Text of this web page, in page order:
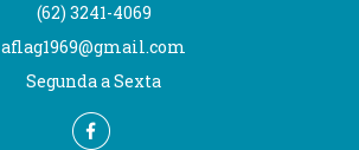
(62) 3241-4069
aflag1969@gmail.com
Segunda a Sexta